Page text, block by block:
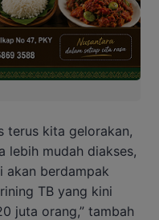
terus kita gelorakan,
lebih mudah diakses,
akan berdampak
TB yang kini
juta orang,” tambah